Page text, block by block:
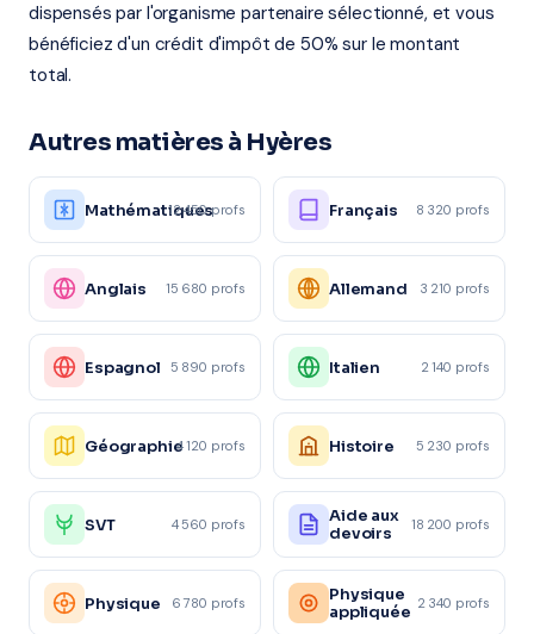
dispensés par l'organisme partenaire sélectionné, et vous
bénéficiez d'un crédit d'impôt de 50% sur le montant
total.
Autres matières à Hyères
Mathématiques
12 450 profs Français 8 320 profs
Anglais 15 680 profs Allemand 3 210 profs
Espagnol 5 890 profs Italien 2 140 profs
Géographie4 120 profs Histoire 5 230 profs
SVT 4 560 profs
Aide aux
devoirs
18 200 profs
Physique 6 780 profs
Physique
appliquée 2 340 profs